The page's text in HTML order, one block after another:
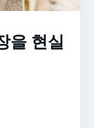
을 현실